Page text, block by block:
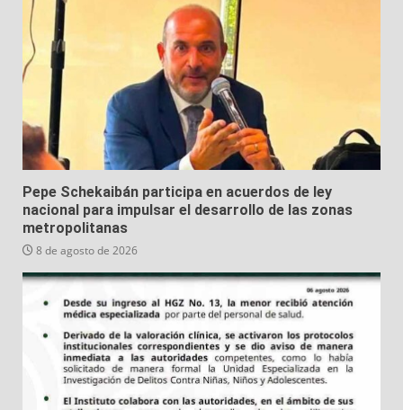
Pepe Schekaibán participa en acuerdos de ley
nacional para impulsar el desarrollo de las zonas
metropolitanas
8 de agosto de 2026